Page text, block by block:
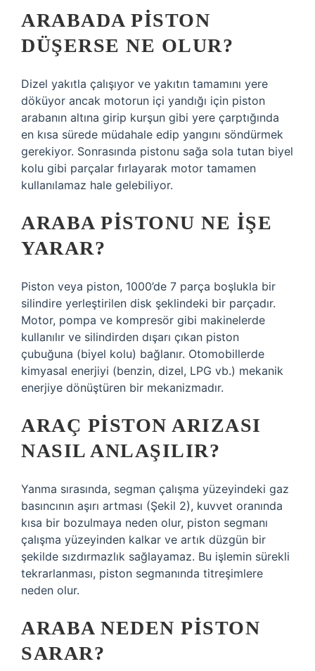
ARABADA PISTON
DÜŞERSE NE OLUR?
Dizel yakıtla çalışıyor ve yakıtın tamamını yere
döküyor ancak motorun içi yandığı için piston
arabanın altına girip kurşun gibi yere çarptığında
en kısa sürede müdahale edip yangını söndürmek
gerekiyor. Sonrasında pistonu sağa sola tutan biyel
kolu gibi parçalar fırlayarak motor tamamen
kullanılamaz hale gelebiliyor.
ARABA PISTONU NE IŞE
YARAR?
Piston veya piston, 1000’de 7 parça boşlukla bir
silindire yerleştirilen disk şeklindeki bir parçadır.
Motor, pompa ve kompresör gibi makinelerde
kullanılır ve silindirden dışarı çıkan piston
çubuğuna (biyel kolu) bağlanır. Otomobillerde
kimyasal enerjiyi (benzin, dizel, LPG vb.) mekanik
enerjiye dönüştüren bir mekanizmadır.
ARAÇ PISTON ARIZASI
NASIL ANLAŞILIR?
Yanma sırasında, segman çalışma yüzeyindeki gaz
basıncının aşırı artması (Şekil 2), kuvvet oranında
kısa bir bozulmaya neden olur, piston segmanı
çalışma yüzeyinden kalkar ve artık düzgün bir
şekilde sızdırmazlık sağlayamaz. Bu işlemin sürekli
tekrarlanması, piston segmanında titreşimlere
neden olur.
ARABA NEDEN PISTON
SARAR?